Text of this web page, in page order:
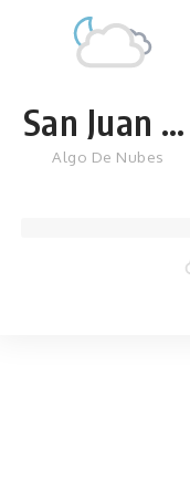
San Juan de la Maguana
Algo De Nubes